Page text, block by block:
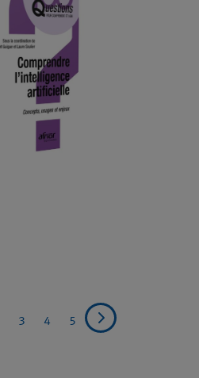
3 4 5